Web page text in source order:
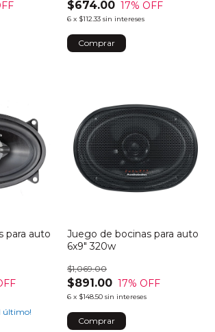
$674.00 17% OFF
6 x $112.33 sin intereses
para auto
último!
Juego de bocinas para auto
6x9" 320w
$891.00
$1,069.00
17% OFF
6 x $148.50 sin intereses